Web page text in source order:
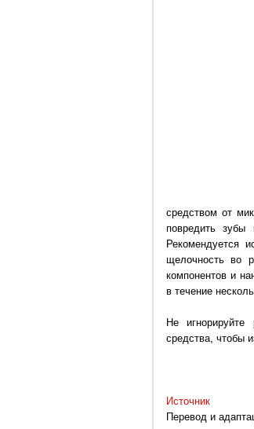
средством от
повредить
Рекомендуется
щелочность во
компонентов и
в течение
Не
средства, чтобы
Источник
Перевод и